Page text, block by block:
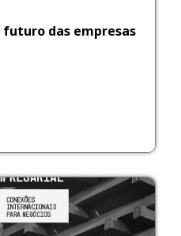
futuro das empresas